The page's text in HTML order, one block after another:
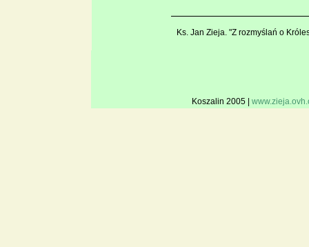
Ks. Jan Zieja. "Z rozmyślań o
Koszalin 2005 |